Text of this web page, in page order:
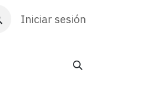
al cliente HR
Iniciar sesión